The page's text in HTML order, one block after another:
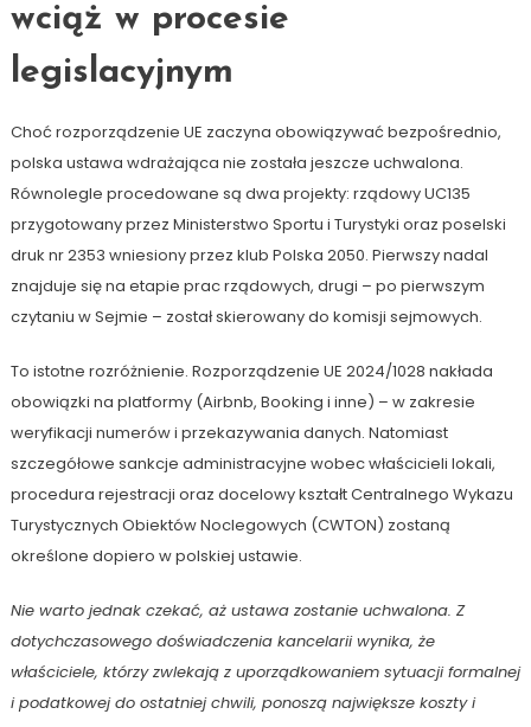
wciąż w procesie
legislacyjnym
Choć rozporządzenie UE zaczyna obowiązywać bezpośrednio,
polska ustawa wdrażająca nie została jeszcze uchwalona.
Równolegle procedowane są dwa projekty: rządowy UC135
przygotowany przez Ministerstwo Sportu i Turystyki oraz poselski
druk nr 2353 wniesiony przez klub Polska 2050. Pierwszy nadal
znajduje się na etapie prac rządowych, drugi – po pierwszym
czytaniu w Sejmie – został skierowany do komisji sejmowych.
To istotne rozróżnienie. Rozporządzenie UE 2024/1028 nakłada
obowiązki na platformy (Airbnb, Booking i inne) – w zakresie
weryfikacji numerów i przekazywania danych. Natomiast
szczegółowe sankcje administracyjne wobec właścicieli lokali,
procedura rejestracji oraz docelowy kształt Centralnego Wykazu
Turystycznych Obiektów Noclegowych (CWTON) zostaną
określone dopiero w polskiej ustawie.
Nie warto jednak czekać, aż ustawa zostanie uchwalona. Z
dotychczasowego doświadczenia kancelarii wynika, że
właściciele, którzy zwlekają z uporządkowaniem sytuacji formalnej
i podatkowej do ostatniej chwili, ponoszą największe koszty i